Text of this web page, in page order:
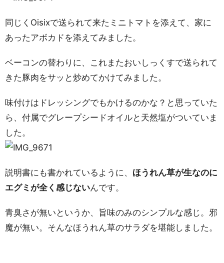
同じくOisixで送られて来たミニトマトを添えて、家に
あったアボカドを添えてみました。
ベーコンの替わりに、これまたおいしっくすで送られて
きた豚肉をサッと炒めてかけてみました。
味付けはドレッシングでもかけるのかな？と思っていた
ら、付属でグレープシードオイルと天然塩がついていま
した。
説明書にも書かれているように、 ほうれん草が生なのに
エグミが全く感じないんです。
青臭さが無いというか、旨味のみのシンプルな感じ。邪
魔が無い。そんなほうれん草のサラダを堪能しました。